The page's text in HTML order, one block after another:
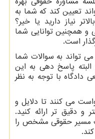
تعیین کند که شما به
نیاز دارید یا خیر؟
و همچنین توانایی شما
است.
تواند به سوالات شما
پاسخ دهی به این
با توجه به نظر
می کنند تا دلایل و
و دقیق تر ارائه کنید.
مسیر حقوقی مشخص را